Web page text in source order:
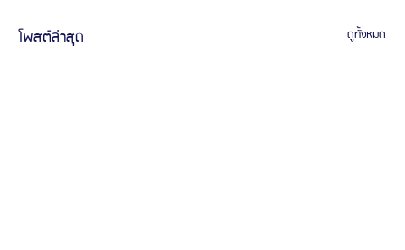
โพสต์ล่าสุด ดูทั้งหมด